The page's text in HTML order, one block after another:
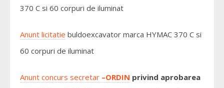
370 C si 60 corpuri de iluminat
Anunt licitatie buldoexcavator marca HYMAC 370 C si
60 corpuri de iluminat
Anunt concurs secretar –ORDIN privind aprobarea